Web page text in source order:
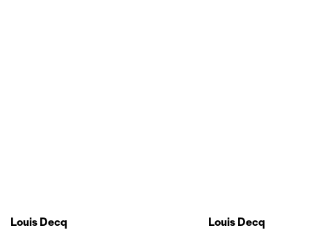
Louis Decq
Louis Decq